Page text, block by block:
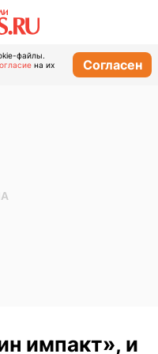
файлы.
на их
Согласен
импакт», и